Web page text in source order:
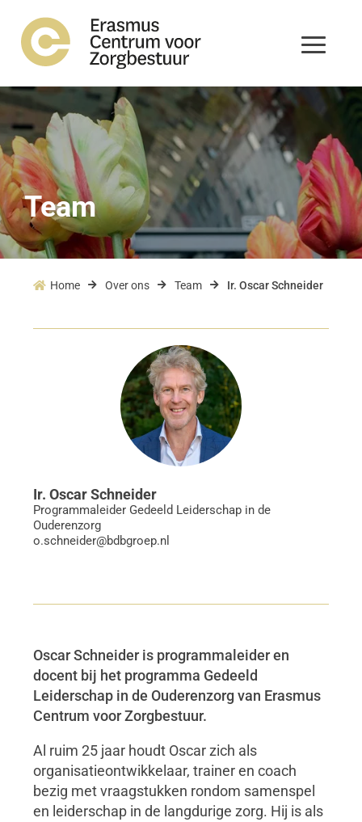
Team
 Home  Over ons  Team  Ir. Oscar Schneider
Ir. Oscar Schneider
Programmaleider Gedeeld Leiderschap in de
Ouderenzorg
o.schneider@bdbgroep.nl
Oscar Schneider is programmaleider en
docent bij het programma Gedeeld
Leiderschap in de Ouderenzorg van Erasmus
Centrum voor Zorgbestuur.
Al ruim 25 jaar houdt Oscar zich als
organisatieontwikkelaar, trainer en coach
bezig met vraagstukken rondom samenspel
en leiderschap in de langdurige zorg. Hij is als